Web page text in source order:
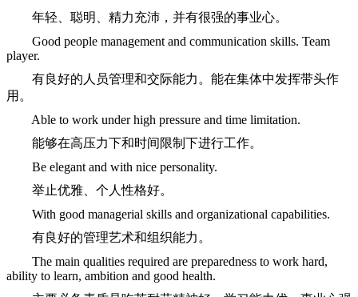
年轻、聪明、精力充沛，并有很强的事业心。
Good people management and communication skills. Team
player.
有良好的人员管理和交际能力。能在集体中发挥带头作
用。
Able to work under high pressure and time limitation.
能够在高压力下和时间限制下进行工作。
Be elegant and with nice personality.
举止优雅、个人性格好。
With good managerial skills and organizational capabilities.
有良好的管理艺术和组织能力。
The main qualities required are preparedness to work hard,
ability to learn, ambition and good health.